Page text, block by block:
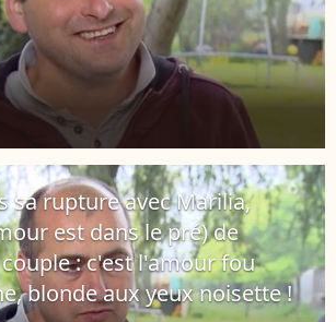
sa rupture avec Marilia,
est dans le pré) de
: c'est l'amour fou
blonde aux yeux noisette !